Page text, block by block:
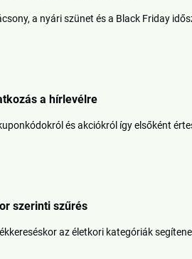
a nyári szünet és a Black Friday
a hírlevélre
és akciókról így elsőként
szerinti szűrés
az életkori kategóriák